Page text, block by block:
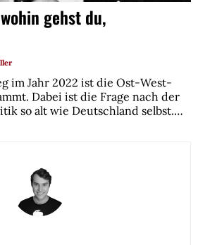
gehst du,
im Jahr 2022 ist die Ost-West-
Dabei ist die Frage nach der
so alt wie Deutschland selbst.…